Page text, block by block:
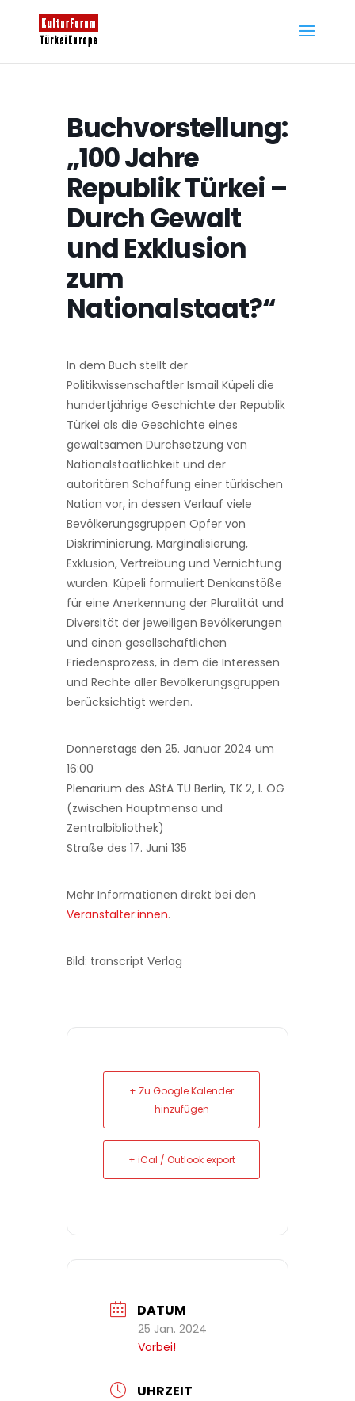
Buchvorstellung:
„100 Jahre
Republik Türkei –
Durch Gewalt
und Exklusion
zum
Nationalstaat?“
In dem Buch stellt der
Politikwissenschaftler Ismail Küpeli die
hundertjährige Geschichte der Republik
Türkei als die Geschichte eines
gewaltsamen Durchsetzung von
Nationalstaatlichkeit und der
autoritären Schaffung einer türkischen
Nation vor, in dessen Verlauf viele
Bevölkerungsgruppen Opfer von
Diskriminierung, Marginalisierung,
Exklusion, Vertreibung und Vernichtung
wurden. Küpeli formuliert Denkanstöße
für eine Anerkennung der Pluralität und
Diversität der jeweiligen Bevölkerungen
und einen gesellschaftlichen
Friedensprozess, in dem die Interessen
und Rechte aller Bevölkerungsgruppen
berücksichtigt werden.
Donnerstags den 25. Januar 2024 um
16:00
Plenarium des AStA TU Berlin, TK 2, 1. OG
(zwischen Hauptmensa und
Zentralbibliothek)
Straße des 17. Juni 135
Mehr Informationen direkt bei den
Veranstalter:innen.
Bild: transcript Verlag
+ Zu Google Kalender
hinzufügen
+ iCal / Outlook export
DATUM
25 Jan. 2024
Vorbei!
UHRZEIT